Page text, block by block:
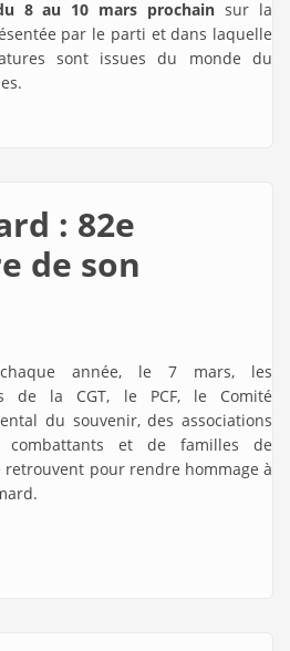
8 au 10 mars prochain sur la
par le parti et dans laquelle
sont issues du monde du
: 82e
de son
chaque année, le 7 mars, les
de la CGT, le PCF, le Comité
du souvenir, des associations
combattants et de familles de
retrouvent pour rendre hommage à